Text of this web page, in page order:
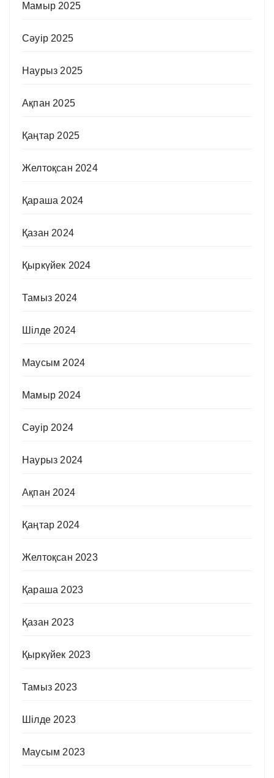
Мамыр 2025
Сәуір 2025
Наурыз 2025
Ақпан 2025
Қаңтар 2025
Желтоқсан 2024
Қараша 2024
Қазан 2024
Қыркүйек 2024
Тамыз 2024
Шілде 2024
Маусым 2024
Мамыр 2024
Сәуір 2024
Наурыз 2024
Ақпан 2024
Қаңтар 2024
Желтоқсан 2023
Қараша 2023
Қазан 2023
Қыркүйек 2023
Тамыз 2023
Шілде 2023
Маусым 2023